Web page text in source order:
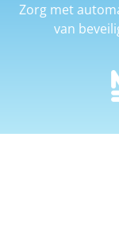
Zorg met
van